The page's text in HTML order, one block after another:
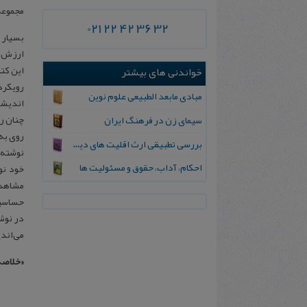
مجموعه
ارزش
این
چنان
روی
خود
در
021 22 42 36 32
خواندنی های بیشتر
مبادی مابعد الطبیعی علوم نوین
سیمای زن در فرهنگ ایران
ب‍ررسی‌ ت‍طبیقی‌ ارث‌ اق‍لیت‌ ه‍ای‌ دینی‌ در ح‍ق‍وق‌ اس‍لام‌ و ایران‌
اح‍ک‍ام‌، آداب‌، ح‍ق‍وق‌ و م‍س‍ئ‍ولیت ه‍ا